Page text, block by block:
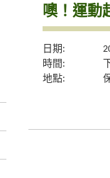
噢！運動
日期:
時間:
地點: